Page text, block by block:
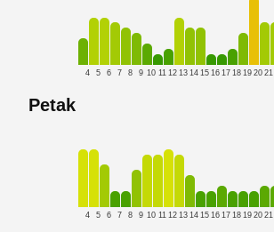
4 5 6 7 8 9 10 11 12 13 14 15 16 17 18 19 20 21
Petak
4 5 6 7 8 9 10 11 12 13 14 15 16 17 18 19 20 21